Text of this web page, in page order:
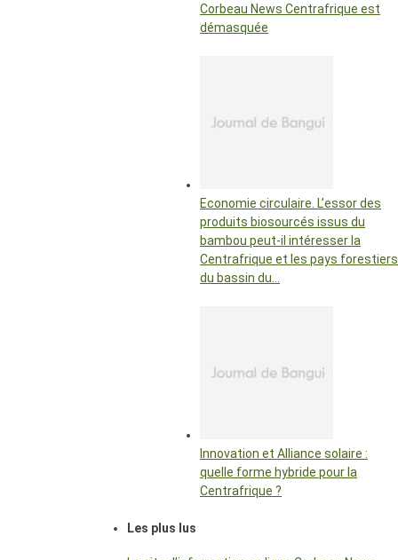
Corbeau News Centrafrique est
démasquée
Economie circulaire. L’essor des
produits biosourcés issus du
bambou peut-il intéresser la
Centrafrique et les pays forestiers
du bassin du…
Innovation et Alliance solaire :
quelle forme hybride pour la
Centrafrique ?
Les plus lus